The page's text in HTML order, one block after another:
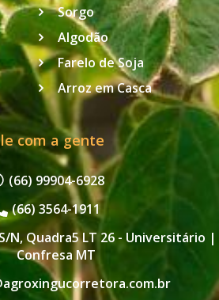
Sorgo
Algodão
Farelo de Soja
Arroz em Casca
com a gente
(66) 99904-6928
(66) 3564-1911
N, Quadra5 LT 26 - Universitário |
Confresa MT